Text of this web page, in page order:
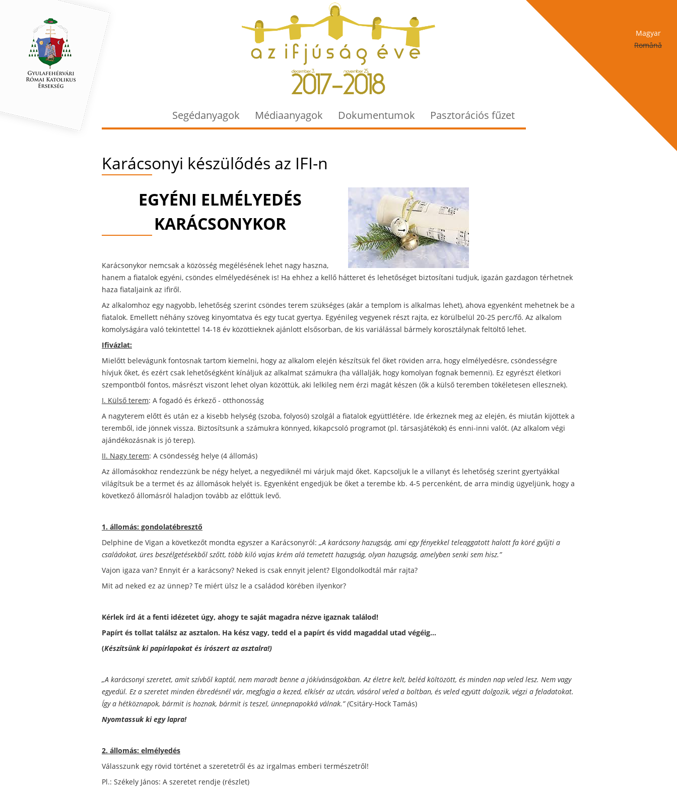
Jump to navigation
Magyar
Română
Karácsonyi készülődés az IFI-n
EGYÉNI ELMÉLYEDÉS
KARÁCSONYKOR
Karácsonykor nemcsak a közösség megélésének lehet nagy haszna,
hanem a fiatalok egyéni, csöndes elmélyedésének is! Ha ehhez a kellő hátteret és lehetőséget biztosítani tudjuk, igazán gazdagon térhetnek
haza fiataljaink az ifiről.
Az alkalomhoz egy nagyobb, lehetőség szerint csöndes terem szükséges (akár a templom is alkalmas lehet), ahova egyenként mehetnek be a
fiatalok. Emellett néhány szöveg kinyomtatva és egy tucat gyertya. Egyénileg vegyenek részt rajta, ez körülbelül 20-25 perc/fő. Az alkalom
komolyságára való tekintettel 14-18 év közöttieknek ajánlott elsősorban, de kis variálással bármely korosztálynak feltöltő lehet.
Ifivázlat:
Mielőtt belevágunk fontosnak tartom kiemelni, hogy az alkalom elején készítsük fel őket röviden arra, hogy elmélyedésre, csöndességre
hívjuk őket, és ezért csak lehetőségként kínáljuk az alkalmat számukra (ha vállalják, hogy komolyan fognak bemenni). Ez egyrészt életkori
szempontból fontos, másrészt viszont lehet olyan közöttük, aki lelkileg nem érzi magát készen (ők a külső teremben tökéletesen ellesznek).
I. Külső terem: A fogadó és érkező - otthonosság
A nagyterem előtt és után ez a kisebb helység (szoba, folyosó) szolgál a fiatalok együttlétére. Ide érkeznek meg az elején, és miután kijöttek a
teremből, ide jönnek vissza. Biztosítsunk a számukra könnyed, kikapcsoló programot (pl. társasjátékok) és enni-inni valót. (Az alkalom végi
ajándékozásnak is jó terep).
II. Nagy terem: A csöndesség helye (4 állomás)
Az állomásokhoz rendezzünk be négy helyet, a negyediknél mi várjuk majd őket. Kapcsoljuk le a villanyt és lehetőség szerint gyertyákkal
világítsuk be a termet és az állomások helyét is. Egyenként engedjük be őket a terembe kb. 4-5 percenként, de arra mindig ügyeljünk, hogy a
következő állomásról haladjon tovább az előttük levő.
1. állomás: gondolatébresztő
Delphine de Vigan a következőt mondta egyszer a Karácsonyról: „A karácsony hazugság, ami egy fényekkel teleaggatott halott fa köré gyűjti a
családokat, üres beszélgetésekből szőtt, több kiló vajas krém alá temetett hazugság, olyan hazugság, amelyben senki sem hisz.”
Vajon igaza van? Ennyit ér a karácsony? Neked is csak ennyit jelent? Elgondolkodtál már rajta?
Mit ad neked ez az ünnep? Te miért ülsz le a családod körében ilyenkor?
Kérlek írd át a fenti idézetet úgy, ahogy te saját magadra nézve igaznak találod!
Papírt és tollat találsz az asztalon. Ha kész vagy, tedd el a papírt és vidd magaddal utad végéig…
(Készítsünk ki papírlapokat és írószert az asztalra!)
„A karácsonyi szeretet, amit szívből kaptál, nem maradt benne a jókívánságokban. Az életre kelt, beléd költözött, és minden nap veled lesz. Nem vagy
egyedül. Ez a szeretet minden ébredésnél vár, megfogja a kezed, elkísér az utcán, vásárol veled a boltban, és veled együtt dolgozik, végzi a feladatokat.
Így a hétköznapok, bármit is hoznak, bármit is teszel, ünnepnapokká válnak.” (Csitáry-Hock Tamás)
Nyomtassuk ki egy lapra!
2. állomás: elmélyedés
Válasszunk egy rövid történet a szeretetről és az irgalmas emberi természetről!
Pl.: Székely János: A szeretet rendje (részlet)
Segédanyagok Médiaanyagok Dokumentumok Pasztorációs fűzet